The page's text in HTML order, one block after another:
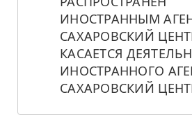
ИНОСТРАННЫМ
САХАРОВСКИЙ
КАСАЕТСЯ
ИНОСТРАННОГО
САХАРОВСКИЙ